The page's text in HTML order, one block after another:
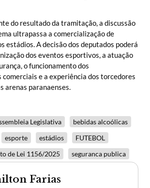
do resultado da tramitação, a discussão
ultrapassa a comercialização de
estádios. A decisão dos deputados poderá
dos eventos esportivos, a atuação
o funcionamento dos
e a experiência dos torcedores
arenas paranaenses.
Legislativa
bebidas alcoólicas
esporte estádios
FUTEBOL
de Lei 1156/2025 seguranca publica
Farias